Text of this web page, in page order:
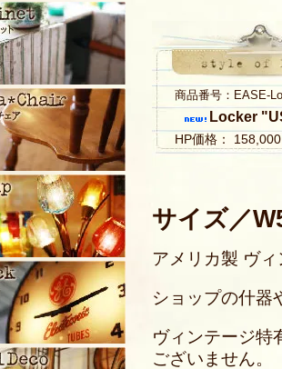
商品番号：EASE-
Locker
HP価格：
サイズ／
アメリカ製 ヴ
ショップの什器
ヴィンテージ特
ございません。